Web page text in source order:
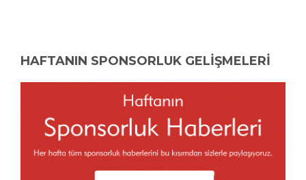
HAFTANIN SPONSORLUK GELİŞMELERİ